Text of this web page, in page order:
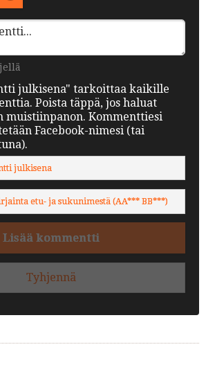
julkisena" tarkoittaa kaikille
Poista täppä, jos haluat
muistiinpanon. Kommenttiesi
Facebook-nimesi (tai
julkisena
etu- ja sukunimestä (AA*** BB***)
Lisää kommentti
Tyhjennä